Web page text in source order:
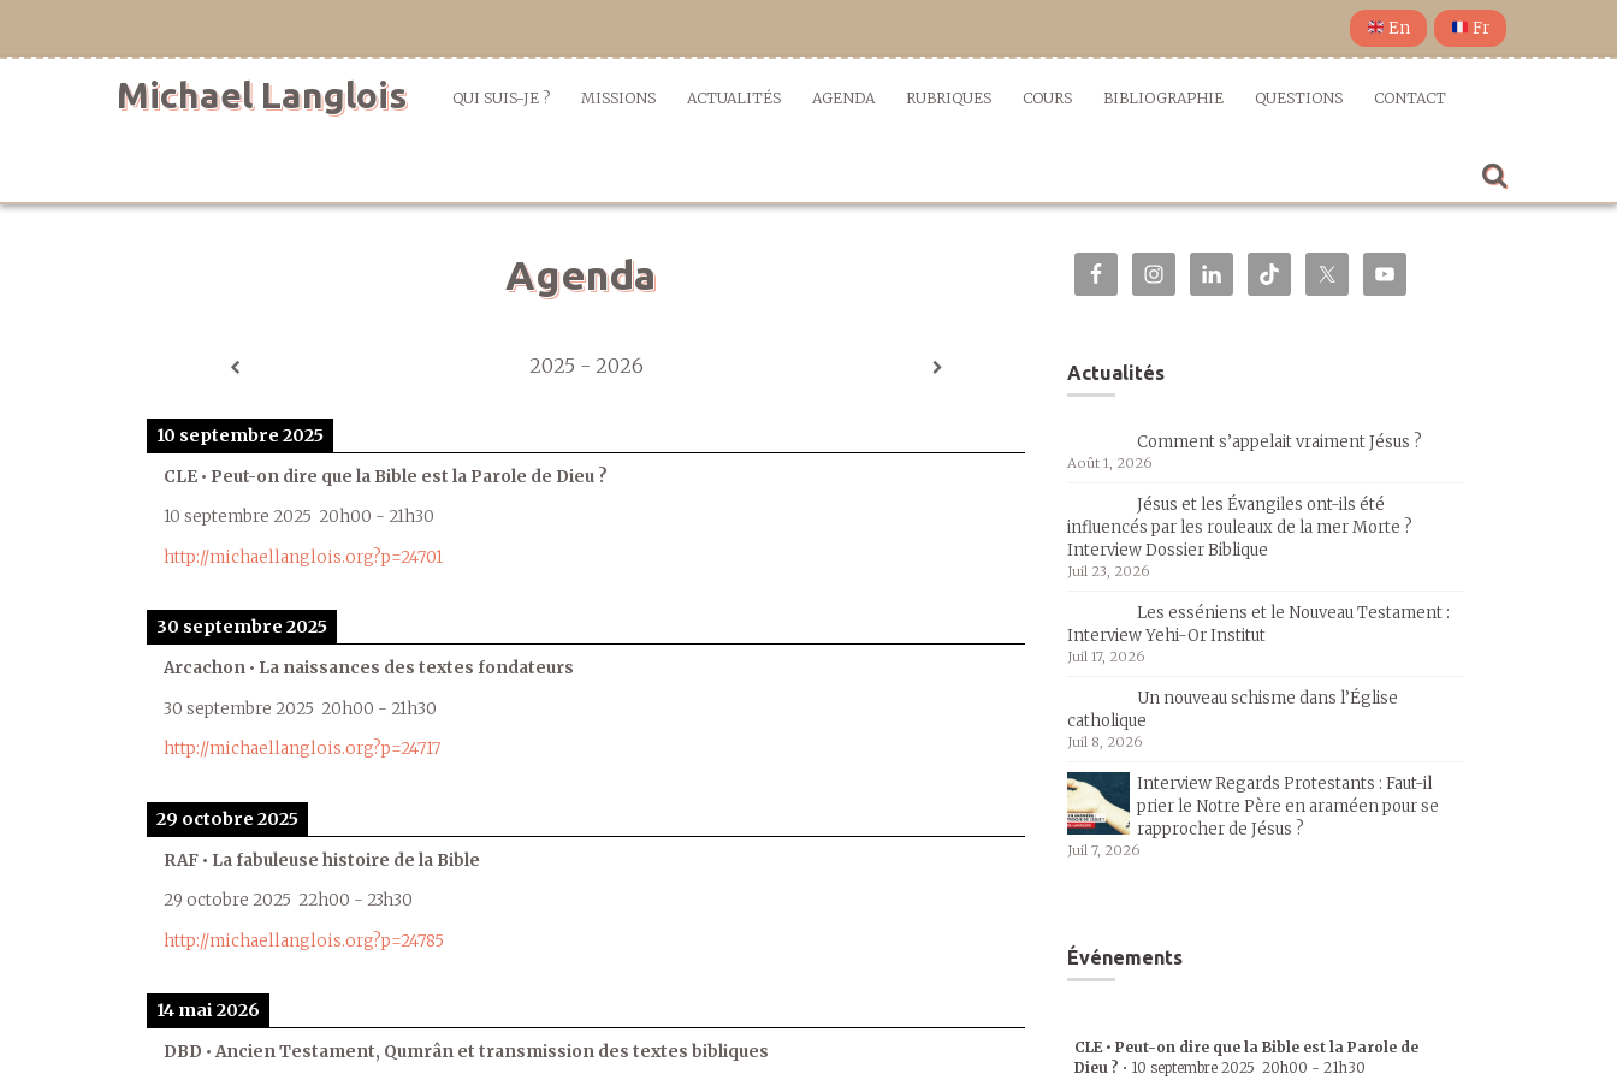
En Fr
Michael Langlois QUI SUIS-JE ? MISSIONS ACTUALITÉS AGENDA RUBRIQUES COURS BIBLIOGRAPHIE QUESTIONS CONTACT
Agenda
2025 - 2026
10 septembre 2025
CLE • Peut-on dire que la Bible est la Parole de Dieu ?
10 septembre 2025 20h00 - 21h30
http://michaellanglois.org?p=24701
30 septembre 2025
Arcachon • La naissances des textes fondateurs
30 septembre 2025 20h00 - 21h30
http://michaellanglois.org?p=24717
29 octobre 2025
RAF • La fabuleuse histoire de la Bible
29 octobre 2025 22h00 - 23h30
http://michaellanglois.org?p=24785
14 mai 2026
DBD • Ancien Testament, Qumrân et transmission des textes bibliques
Actualités
Comment s’appelait vraiment Jésus ?
Août 1, 2026
Jésus et les Évangiles ont-ils été
influencés par les rouleaux de la mer Morte ?
Interview Dossier Biblique
Juil 23, 2026
Les esséniens et le Nouveau Testament :
Interview Yehi-Or Institut
Juil 17, 2026
Un nouveau schisme dans l’Église
catholique
Juil 8, 2026
Interview Regards Protestants : Faut-il
prier le Notre Père en araméen pour se
rapprocher de Jésus ?
Juil 7, 2026
Événements
CLE • Peut-on dire que la Bible est la Parole de
Dieu ? • 10 septembre 2025 20h00 - 21h30